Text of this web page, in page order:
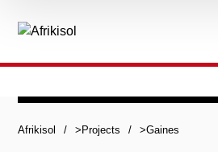
Afrikisol > Projects >Gaines